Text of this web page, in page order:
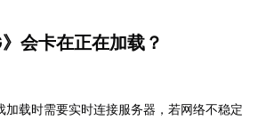
会卡在正在加载？
加载时需要实时连接服务器，若网络不稳定